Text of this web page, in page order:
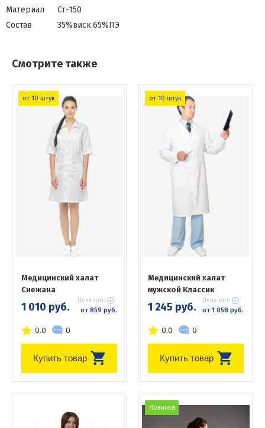
Материал
Ст-150
Состав
35%виск.65%ПЭ
Смотрите также
от 10 штук
Медицинский халат
Снежана
1 010 руб. Цена опт:
от 859 руб.
0.0 0
Купить товар
от 10 штук
Медицинский халат
мужской Классик
1 245 руб. Цена опт:
от 1 058 руб.
0.0 0
Купить товар
Новинка